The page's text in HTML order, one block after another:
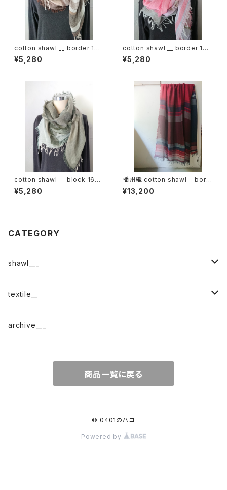
cotton shawl __ border 160
春泥w
¥5,280
cotton shawl __ border 160
桜雨w
¥5,280
cotton shawl __ block 160
深閑w
¥5,280
播州織 cotton shawl__ bord
er 220-120 火輪GK
¥13,200
CATEGORY
shawl___
cotton
border
cotton × wool
textile__
織物
archive___
商品一覧に戻る
© 0401のハコ
Powered by